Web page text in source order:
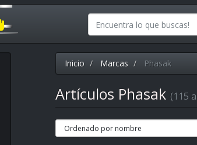
Inicio Marcas Phasak
Artículos Phasak (115